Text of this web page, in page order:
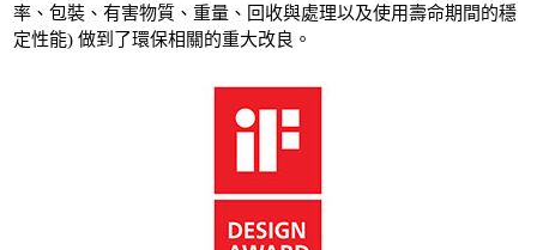
率、包裝、有害物質、重量、回收與處理以及使用壽命期間的穩
定性能) 做到了環保相關的重大改良。